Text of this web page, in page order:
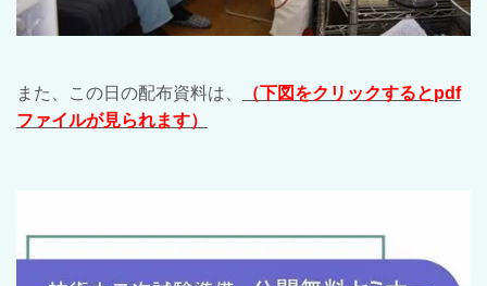
また、この日の配布資料は、
（下図をクリックするとpdf
ファイルが見られます）